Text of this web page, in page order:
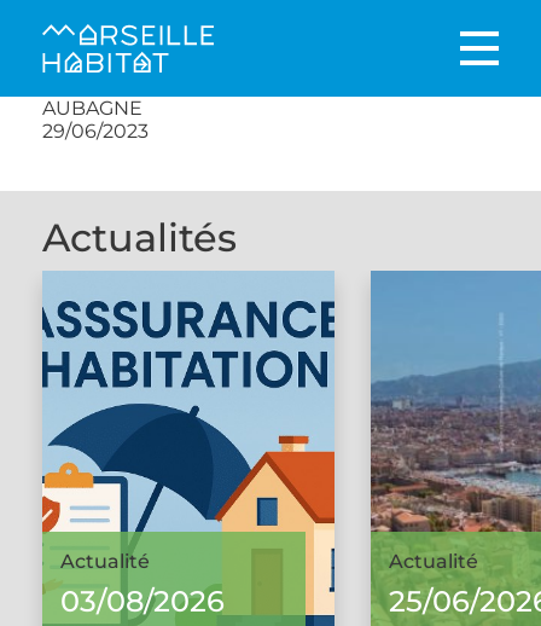
AUBAGNE
29/06/2023
Actualités
Actualité
03/08/2026
Actualité
25/06/